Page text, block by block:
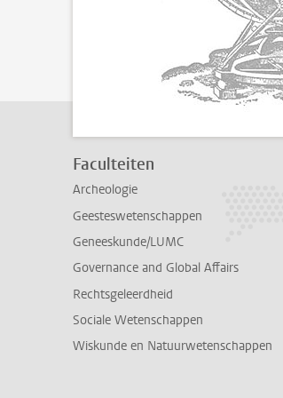
Faculteiten
Archeologie
Geesteswetenschappen
Geneeskunde/LUMC
Governance and Global Affairs
Rechtsgeleerdheid
Sociale Wetenschappen
Wiskunde en Natuurwetenschappen